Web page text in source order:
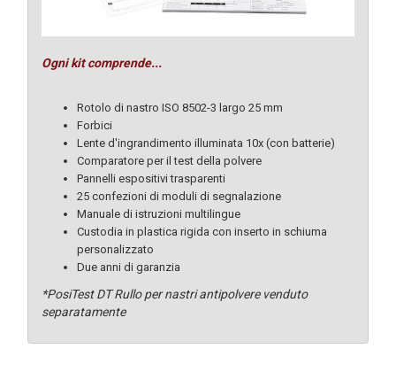
Ogni kit comprende...
Rotolo di nastro ISO 8502-3 largo 25 mm
Forbici
Lente d'ingrandimento illuminata 10x (con batterie)
Comparatore per il test della polvere
Pannelli espositivi trasparenti
25 confezioni di moduli di segnalazione
Manuale di istruzioni multilingue
Custodia in plastica rigida con inserto in schiuma
personalizzato
Due anni di garanzia
*PosiTest DT Rullo per nastri antipolvere venduto
separatamente